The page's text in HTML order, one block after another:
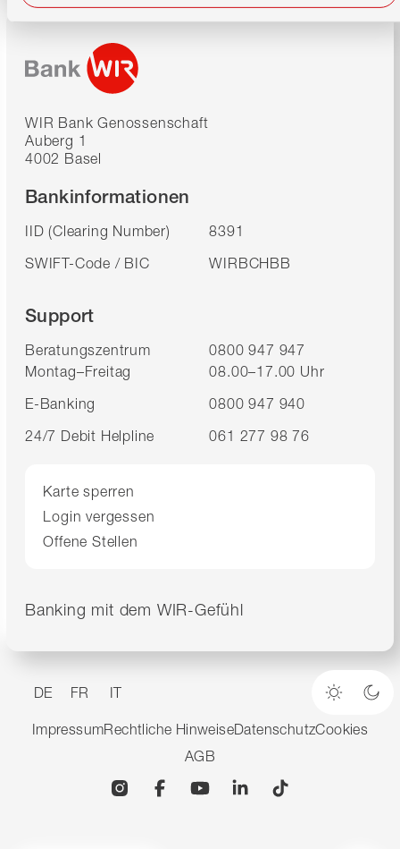
WIR Bank Genossenschaft
Auberg 1
4002 Basel
Bankinformationen
IID (Clearing Number)
8391
SWIFT-Code / BIC
WIRBCHBB
Support
Beratungszentrum
0800 947 947
Montag–Freitag
08.00–17.00 Uhr
E-Banking
0800 947 940
24/7 Debit Helpline
061 277 98 76
Karte sperren
Login vergessen
Offene Stellen
Banking mit dem WIR-Gefühl
DE FR IT
Heller
ImpressumRechtliche HinweiseDatenschutzCookies
AGB
InstagramFacebookYouTubeLinkedin